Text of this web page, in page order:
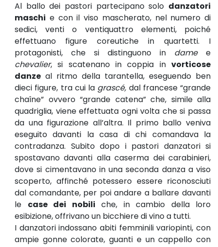
Al ballo dei pastori partecipano solo danzatori
maschi e con il viso mascherato, nel numero di
sedici, venti o ventiquattro elementi, poiché
effettuano figure coreutiche in quartetti. I
protagonisti, che si distinguono in damee
chevalier, si scatenano in coppia in vorticose
danze al ritmo della tarantella, eseguendo ben
dieci figure, tra cui la grascé, dal francese “grande
chaîne” ovvero “grande catena” che, simile alla
quadriglia, viene effettuata ogni volta che si passa
da una figurazione all’altra. Il primo ballo veniva
eseguito davanti la casa di chi comandava la
contradanza. Subito dopo i pastori danzatori si
spostavano davanti alla caserma dei carabinieri,
dove si cimentavano in una seconda danza a viso
scoperto, affinché potessero essere riconosciuti
dal comandante, per poi andare a ballare davanti
le case dei nobili che, in cambio della loro
esibizione, offrivano un bicchiere di vino a tutti.
I danzatori indossano abiti femminili variopinti, con
ampie gonne colorate, guanti e un cappello con